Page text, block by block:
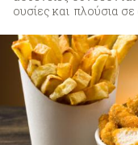
ουσίες και πλούσια σε